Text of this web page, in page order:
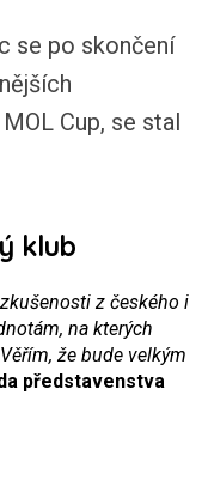
se po skončení
Cup, se stal
klub
z českého i
na kterých
že bude velkým
představenstva